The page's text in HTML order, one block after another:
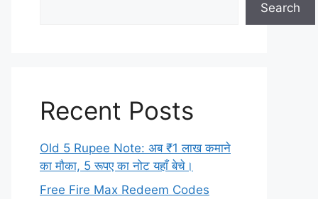
Search
Recent Posts
Old 5 Rupee Note: अब ₹1 लाख कमाने
का मौका, 5 रूपए का नोट यहाँ बेचे।
Free Fire Max Redeem Codes